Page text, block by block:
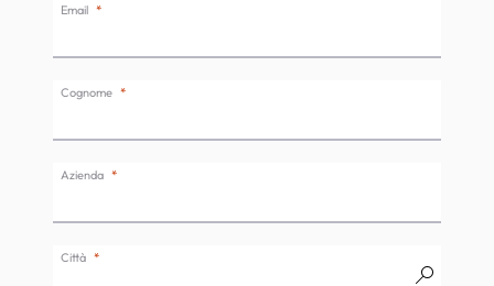
Email
Cognome
Azienda
Città